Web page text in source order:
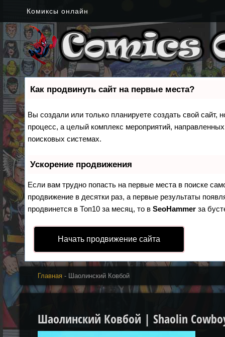
Комиксы онлайн
Как продвинуть сайт на первые места?
Вы создали или только планируете создать свой сайт,
процесс, а целый комплекс мероприятий,
поисковых системах.
Ускорение продвижения
Если вам трудно попасть на первые места в поиске
продвижение в десятки раз, а первые результаты
продвинется в Топ10 за месяц, то вSeoHammer за
Начать продвижение сайта
Главная - Шаолинский Ковбой
Шаолинский Ковбой | Shaolin